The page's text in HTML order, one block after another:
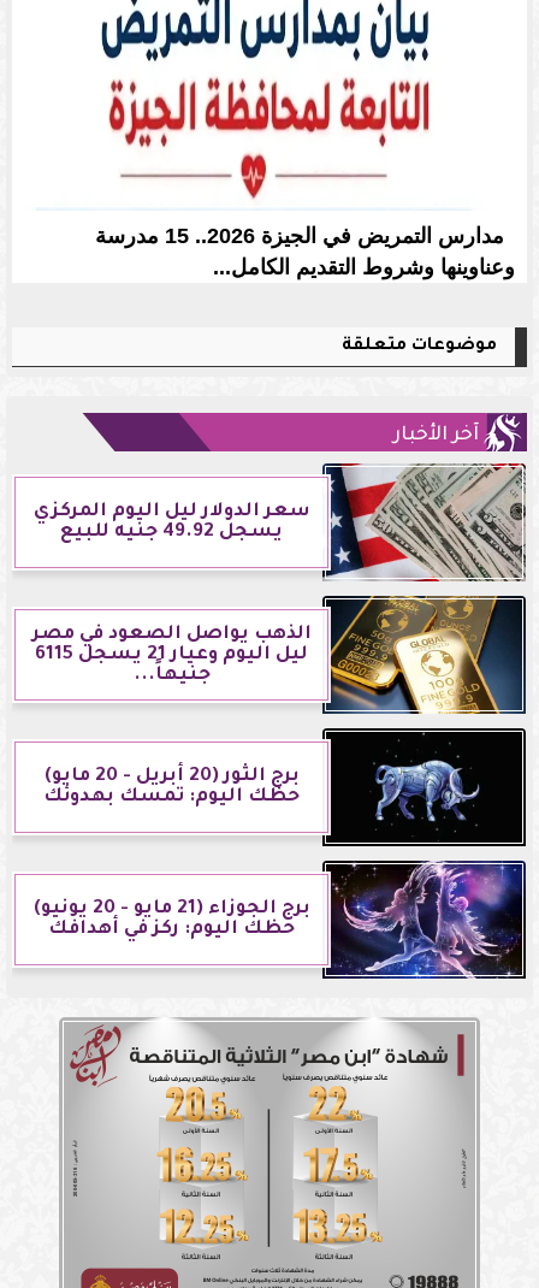
مدارس التمريض في الجيزة 2026.. 15 مدرسة
وعناوينها وشروط التقديم الكامل...
موضوعات متعلقة
آخر الأخبار
سعر الدولار ليل اليوم المركزي
يسجل 49.92 جنيه للبيع
الذهب يواصل الصعود في مصر
ليل اليوم وعيار 21 يسجل 6115
جنيهاً...
برج الثور (20 أبريل - 20 مايو)
حظك اليوم: تمسك بهدوئك
برج الجوزاء (21 مايو - 20 يونيو)
حظك اليوم: ركز في أهدافك